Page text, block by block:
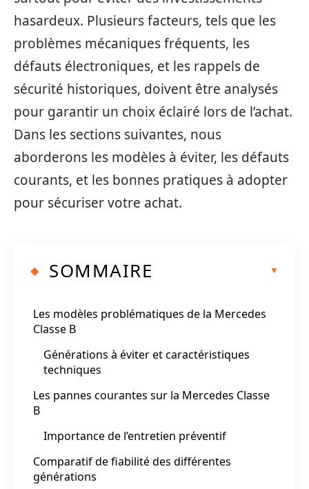
hasardeux. Plusieurs facteurs, tels que les
problèmes mécaniques fréquents, les
défauts électroniques, et les rappels de
sécurité historiques, doivent être analysés
pour garantir un choix éclairé lors de l’achat.
Dans les sections suivantes, nous
aborderons les modèles à éviter, les défauts
courants, et les bonnes pratiques à adopter
pour sécuriser votre achat.
SOMMAIRE
Les modèles problématiques de la Mercedes
Classe B
Générations à éviter et caractéristiques
techniques
Les pannes courantes sur la Mercedes Classe
B
Importance de l’entretien préventif
Comparatif de fiabilité des différentes
générations